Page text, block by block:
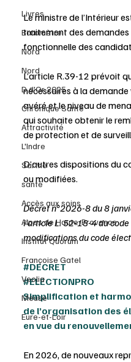
Livres
Baromètre
Nord
Nord
D d'Or 2025
Chronique Santé
Attractivité
L'Indre
Sarthe
santé
Accès aux soins
Alpes de Haute-Provence
Institut Quorum
Françoise Gatel
Veolia
Meuse
Eure-et-Loir
Le ministre de l’Intérieur
traitement des
fonctionnelle des
L’article R.39-12 prévoit
nécessaires à la
avéré et le niveau de
qui souhaite obtenir le
de protection et de
D’autres dispositions du
ou modifiées.
Décret n°2026-8 du 8
l’article L. 52-18-4 du
modifications du code
#DECRET
#ELECTIONPRO
Simplification et
de l’organisation des
en vue du
En 2026, de nouveaux